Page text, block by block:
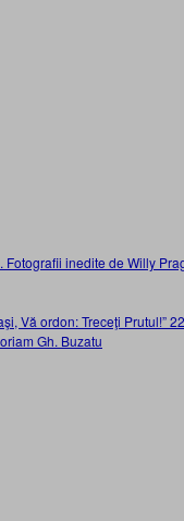
inedite de Willy
Vă ordon: Treceţi Prutul!”
Gh. Buzatu